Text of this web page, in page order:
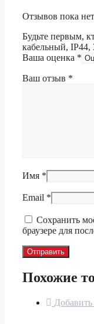
Отзывов пока
Будьте первым,
кабельный,
Ваша оценка *
Ваш отзыв *
Имя *
Email *
Сохранить
браузере для
Похожие